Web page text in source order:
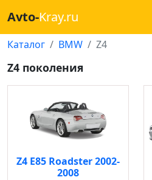
Avto-Kray.ru
Каталог BMW Z4
Z4 поколения
Z4 E85 Roadster 2002-
2008